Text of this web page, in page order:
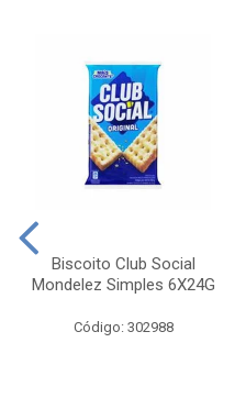
Biscoito Club Social
Mondelez Simples 6X24G
Código: 302988